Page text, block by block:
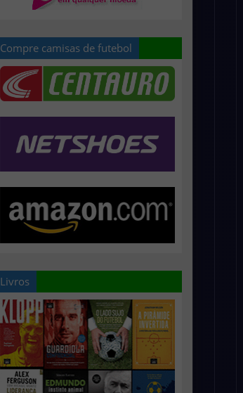
Compre camisas de futebol
Livros